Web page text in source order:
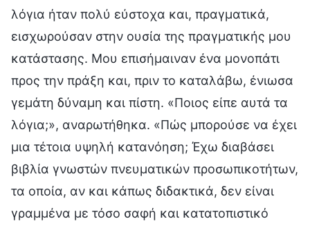
λόγια ήταν πολύ εύστοχα και, πραγματικά,
εισχωρούσαν στην ουσία της πραγματικής μου
κατάστασης. Μου επισήμαιναν ένα μονοπάτι
προς την πράξη και, πριν το καταλάβω, ένιωσα
γεμάτη δύναμη και πίστη. «Ποιος είπε αυτά τα
λόγια;», αναρωτήθηκα. «Πώς μπορούσε να έχει
μια τέτοια υψηλή κατανόηση; Έχω διαβάσει
βιβλία γνωστών πνευματικών προσωπικοτήτων,
τα οποία, αν και κάπως διδακτικά, δεν είναι
γραμμένα με τόσο σαφή και κατατοπιστικό